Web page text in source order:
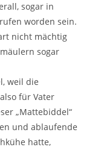
sogar in
worden sein.
nicht mächtig
sogar
weil die
für Vater
„Mattebiddel“
und ablaufende
hatte,